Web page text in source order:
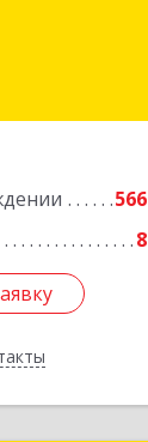
566
8
Грозный г,
Подробнее